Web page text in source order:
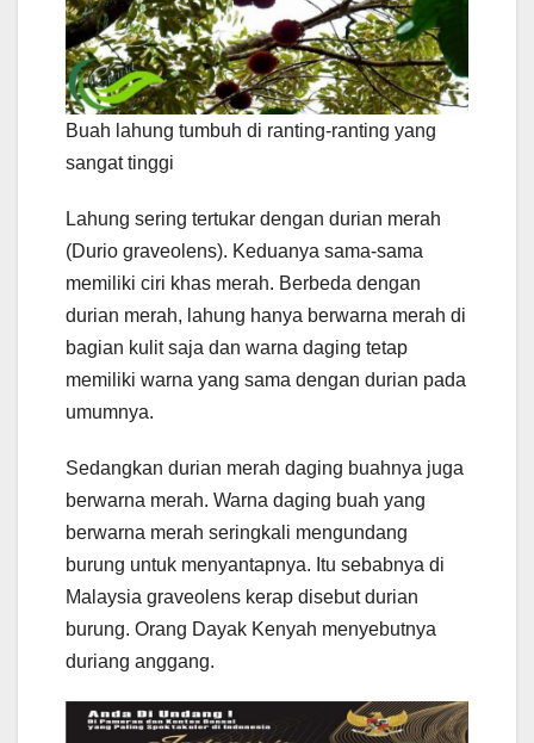
Buah lahung tumbuh di ranting-ranting yang
sangat tinggi
Lahung sering tertukar dengan durian merah
(Durio graveolens). Keduanya sama-sama
memiliki ciri khas merah. Berbeda dengan
durian merah, lahung hanya berwarna merah di
bagian kulit saja dan warna daging tetap
memiliki warna yang sama dengan durian pada
umumnya.
Sedangkan durian merah daging buahnya juga
berwarna merah. Warna daging buah yang
berwarna merah seringkali mengundang
burung untuk menyantapnya. Itu sebabnya di
Malaysia graveolens kerap disebut durian
burung. Orang Dayak Kenyah menyebutnya
duriang anggang.